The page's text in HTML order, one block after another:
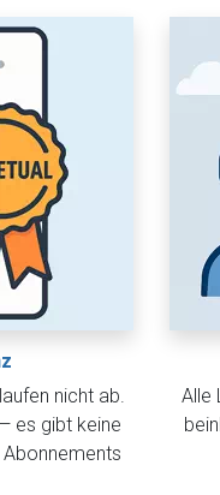
nicht ab.
es gibt keine
Alle